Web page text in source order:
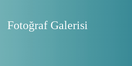
Fotoğraf Galerisi